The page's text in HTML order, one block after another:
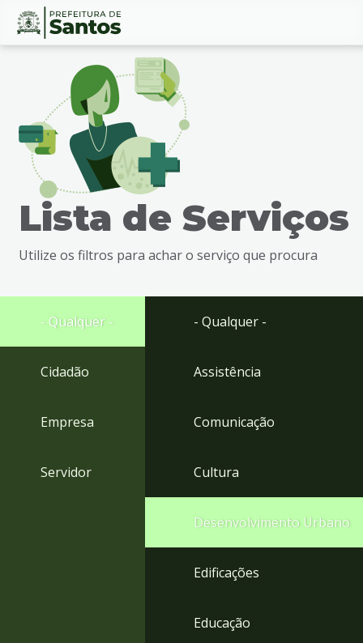
Ir
busca
Ir
rodapé
Conteúdo
Lista de Serviços
Utilize os filtros para achar o serviço que procura
- Qualquer -
Cidadão
Empresa
Servidor
- Qualquer -
Assistência
Comunicação
Cultura
Desenvolvimento Urbano
Edificações
Educação